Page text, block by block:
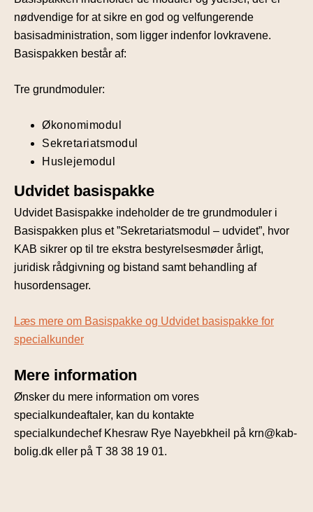
nødvendige for at sikre en god og velfungerende
basisadministration, som ligger indenfor lovkravene.
Basispakken består af:
Tre grundmoduler:
Økonomimodul
Sekretariatsmodul
Huslejemodul
Udvidet basispakke
Udvidet Basispakke indeholder de tre grundmoduler i
Basispakken plus et ”Sekretariatsmodul – udvidet”, hvor
KAB sikrer op til tre ekstra bestyrelsesmøder årligt,
juridisk rådgivning og bistand samt behandling af
husordensager.
Læs mere om Basispakke og Udvidet basispakke for
specialkunder
Mere information
Ønsker du mere information om vores
specialkundeaftaler, kan du kontakte
specialkundechef Khesraw Rye Nayebkheil på krn@kab-
bolig.dk eller på T 38 38 19 01.